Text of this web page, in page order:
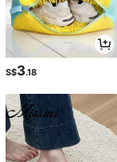
S$3.18